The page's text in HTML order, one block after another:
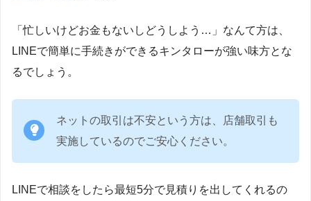
「忙しいけどお金もないしどうしよう…」なんて方は、
LINEで簡単に手続きができるキンタローが強い味方とな
るでしょう。
ネットの取引は不安という方は、店舗取引も
実施しているのでご安心ください。
LINEで相談をしたら最短5分で見積りを出してくれるの